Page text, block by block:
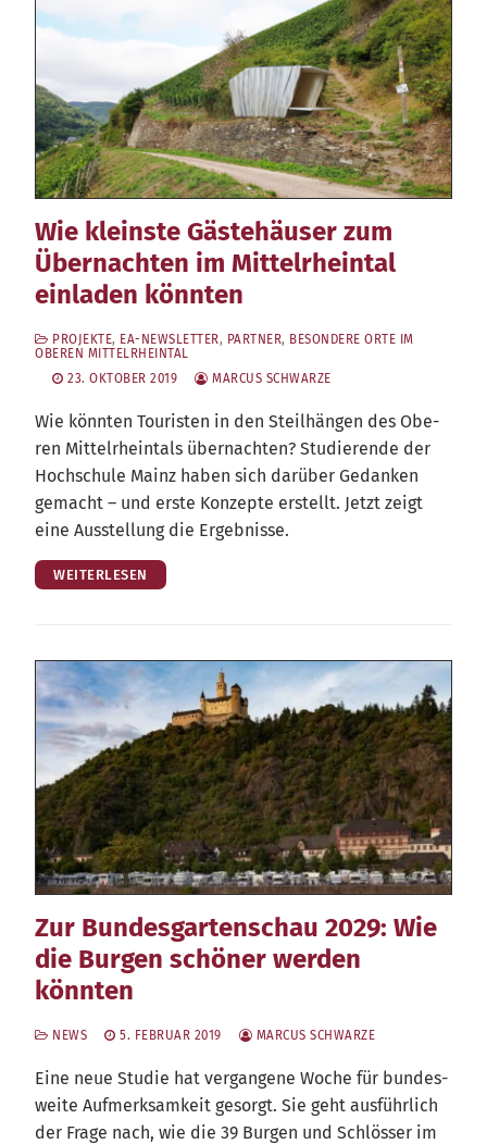
Wie kleinste Gästehäuser zum
Übernachten im Mittelrheintal
einladen könnten
PROJEKTE, EA-NEWSLETTER, PARTNER, BESONDERE ORTE IM
OBEREN MITTELRHEINTAL
23. OKTOBER 2019
MARCUS SCHWARZE
Wie könn­ten Tou­ris­ten in den Steil­hän­gen des Obe­
ren Mit­tel­rhein­tals über­nach­ten? Stu­die­ren­de der
Hoch­schu­le Mainz haben sich dar­über Gedan­ken
gemacht – und ers­te Kon­zep­te erstellt. Jetzt zeigt
eine Aus­stel­lung die Ergebnisse.
WEITERLESEN
Zur Bundesgartenschau 2029: Wie
die Burgen schöner werden
könnten
NEWS 5. FEBRUAR 2019 MARCUS SCHWARZE
Eine neue Stu­die hat ver­gan­ge­ne Woche für bun­des­
wei­te Auf­merk­sam­keit gesorgt. Sie geht aus­führ­lich
der Fra­ge nach, wie die 39 Bur­gen und Schlös­ser im